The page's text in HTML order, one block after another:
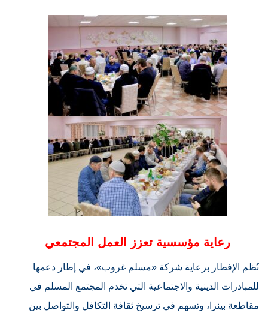
رعاية مؤسسية تعزز العمل المجتمعي
نُظم الإفطار برعاية شركة «مسلم غروب»، في إطار دعمها
للمبادرات الدينية والاجتماعية التي تخدم المجتمع المسلم في
مقاطعة بينزا، وتسهم في ترسيخ ثقافة التكافل والتواصل بين